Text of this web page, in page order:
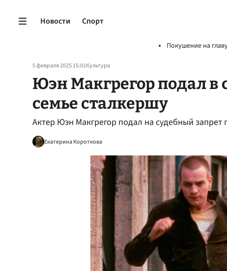
Новости Спорт
Покушение на
5 февраля 2025 15:01Культура
Юэн Макгрегор подал в
семье сталкершу
Актер Юэн Макгрегор подал на судебный
Екатерина Короткова